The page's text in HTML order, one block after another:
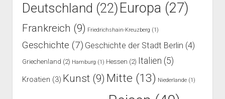
Deutschland (22) Europa (27)
Frankreich (9) Friedrichshain-Kreuzberg (1)
Geschichte (7) Geschichte der Stadt Berlin (4)
Griechenland (2) Hamburg (1) Hessen (2) Italien (5)
Kroatien (3) Kunst(9) Mitte (13) Niederlande(1)